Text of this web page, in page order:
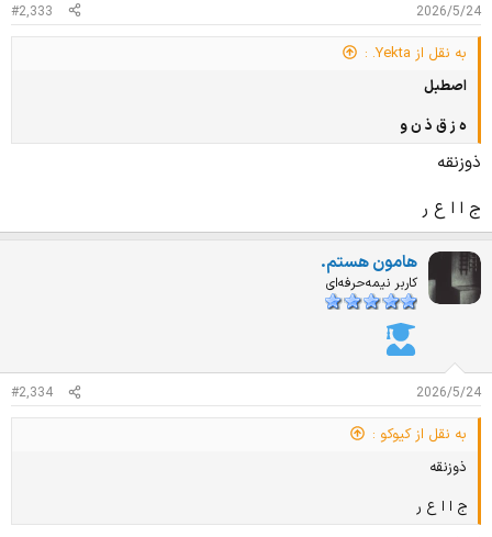
2026/5/24
#2,333
به نقل از Yekta. :
اصطبل
ه ز ق ذ ن و
ذوزنقه
ج ا ا ع ر
هامون هستم.
کاربر نیمه‌حرفه‌ای
2026/5/24
#2,334
به نقل از کیوکو :
ذوزنقه
ج ا ا ع ر